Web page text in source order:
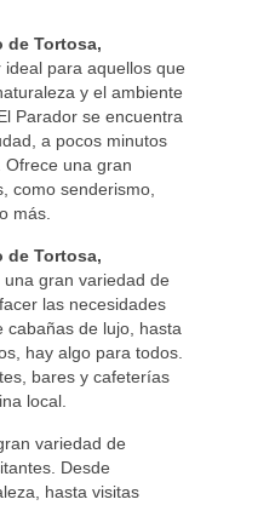
de Tortosa,
ideal para aquellos que
y el ambiente
Parador se encuentra
a pocos minutos
una gran
como senderismo,
más.
de Tortosa,
una gran variedad de
las necesidades
cabañas de lujo, hasta
hay algo para todos.
bares y cafeterías
local.
variedad de
Desde
hasta visitas